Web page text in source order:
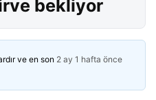
bekliyor
ve en son 2 ay 1 hafta önce